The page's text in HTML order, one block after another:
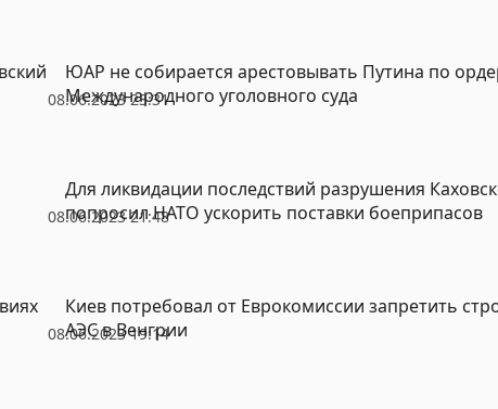
08.06.2023 23:31
ЮАР не собирается арестовывать Путина по
Международного уголовного суда
08.06.2023 21:48
Для ликвидации последствий разрушения
попросил НАТО ускорить поставки боеприпасов
08.06.2023 19:14
Киев потребовал от Еврокомиссии запретить
АЭС в Венгрии